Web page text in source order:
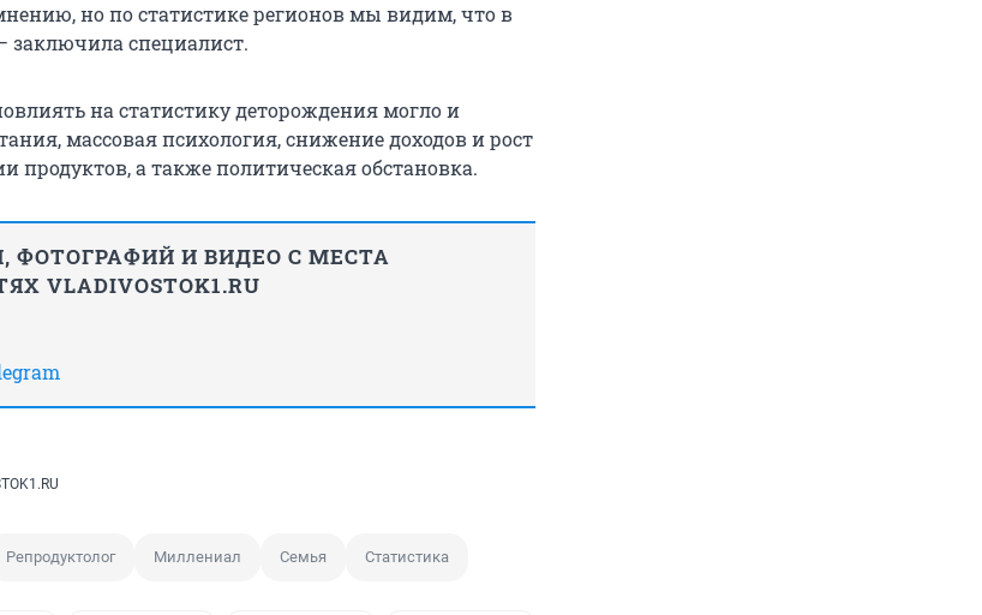
но по статистике регионов мы видим, что в
заключила специалист.
на статистику деторождения могло и
массовая психология, снижение доходов и рост
продуктов, а также политическая обстановка.
ФОТОГРАФИЙ И ВИДЕО С МЕСТА
VLADIVOSTOK1.RU
Репродуктолог Миллениал Семья Статистика